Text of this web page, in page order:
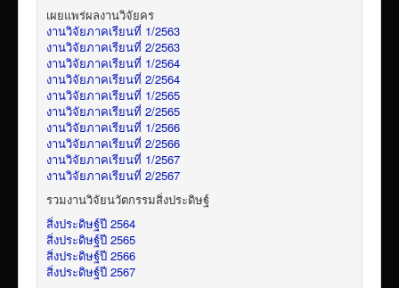
เผยแพร่ผลงานวิจัยคร
งานวิจัยภาคเรียนที่ 1/2563
งานวิจัยภาคเรียนที่ 2/2563
งานวิจัยภาคเรียนที่ 1/2564
งานวิจัยภาคเรียนที่ 2/2564
งานวิจัยภาคเรียนที่ 1/2565
งานวิจัยภาคเรียนที่ 2/2565
งานวิจัยภาคเรียนที่ 1/2566
งานวิจัยภาคเรียนที่ 2/2566
งานวิจัยภาคเรียนที่ 1/2567
งานวิจัยภาคเรียนที่ 2/2567
รวมงานวิจัยนวัตกรรมสิ่งประดิษฐ์
สิ่งประดิษฐ์ปี 2564
สิ่งประดิษฐ์ปี 2565
สิ่งประดิษฐ์ปี 2566
สิ่งประดิษฐ์ปี 2567